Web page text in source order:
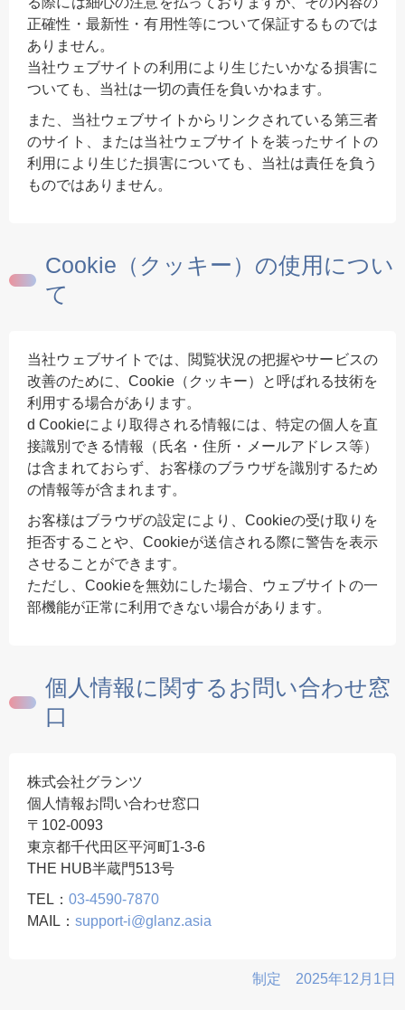
正確性・最新性・有用性等について保証するものでは
ありません。
当社ウェブサイトの利用により生じたいかなる損害に
ついても、当社は一切の責任を負いかねます。
また、当社ウェブサイトからリンクされている第三者
のサイト、または当社ウェブサイトを装ったサイトの
利用により生じた損害についても、当社は責任を負う
ものではありません。
Cookie（クッキー）の使用につい
て
当社ウェブサイトでは、閲覧状況の把握やサービスの
改善のために、Cookie（クッキー）と呼ばれる技術を
利用する場合があります。
d Cookieにより取得される情報には、特定の個人を直
接識別できる情報（氏名・住所・メールアドレス等）
は含まれておらず、お客様のブラウザを識別するため
の情報等が含まれます。
お客様はブラウザの設定により、Cookieの受け取りを
拒否することや、Cookieが送信される際に警告を表示
させることができます。
ただし、Cookieを無効にした場合、ウェブサイトの一
部機能が正常に利用できない場合があります。
個人情報に関するお問い合わせ窓
口
株式会社グランツ
個人情報お問い合わせ窓口
〒102-0093
東京都千代田区平河町1-3-6
THE HUB半蔵門513号
TEL： 03-4590-7870
MAIL： support-i@glanz.asia
制定 2025年12月1日